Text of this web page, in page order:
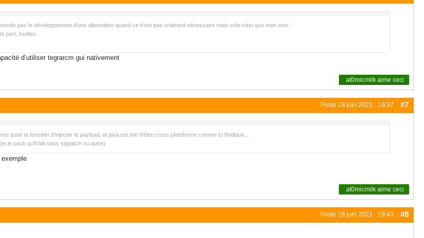
pas le développement d’une alternative quand ce n’est pas vraiment nécessaire mais cela n’est que mon avis.
part, inutiles.
d’utiliser tegrarcm gui nativement
at0micmilk aime ceci
Posté 18 juin 2021 - 19:37 #7
juste la fonction d'injecter le payload, et java est loin d'être cross plateforme comme tu l'indique...
le pack qu'il fait sans sigpatch ou autre)
at0micmilk aime ceci
Posté 18 juin 2021 - 19:43 #8